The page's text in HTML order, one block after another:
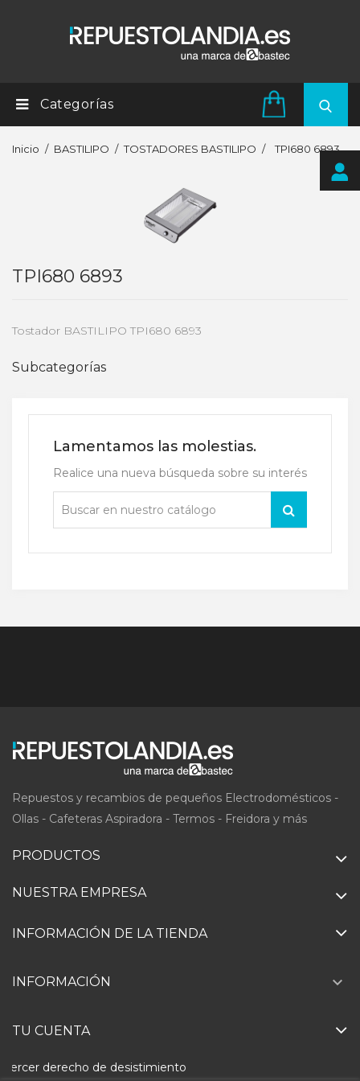
Categorías
Inicio BASTILIPO TOSTADORES BASTILIPO TPI680 6893
TPI680 6893
Tostador BASTILIPO TPI680 6893
Subcategorías
Lamentamos las molestias.
Realice una nueva búsqueda sobre su interés
Repuestos y recambios de pequeños Electrodomésticos -
Ollas - Cafeteras Aspiradora - Termos - Freidora y más
PRODUCTOS
NUESTRA EMPRESA
INFORMACIÓN DE LA TIENDA
INFORMACIÓN 
TU CUENTA
Ejercer derecho de desistimiento